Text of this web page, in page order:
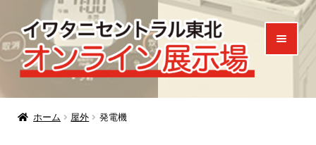
ナ
ビ
ゲ
ー
シ
ョ
コ
ン
テ
ン
ツ
へ ホーム
ホーム 屋外 発電機